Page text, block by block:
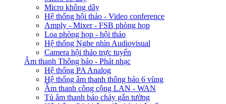
Micro không dây
Hệ thống hội thảo - Video conference
Amply - Mixer - FSB phòng họp
Loa phòng họp - hội thảo
Hệ thống Nghe nhìn Audiovisual
Camera hội thảo trực tuyến
Âm thanh Thông báo - Phát nhạc
Hệ thống PA Analog
Hệ thống âm thanh thông báo 6 vùng
Âm thanh công cộng LAN - WAN
Tủ âm thanh báo cháy gắn tường